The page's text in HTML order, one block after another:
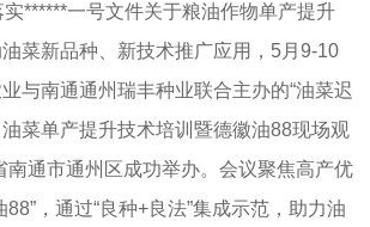
******一号文件关于粮油作物单产提升
菜新品种、新技术推广应用，5月9-10
与南通通州瑞丰种业联合主办的“油菜迟
菜单产提升技术培训暨德徽油88现场观
南通市通州区成功举办。会议聚焦高产优
88”，通过“良种+良法”集成示范，助力油